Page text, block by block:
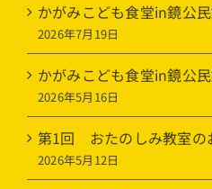
かがみこども食堂in鏡公
2026年7月19日
かがみこども食堂in鏡公
2026年5月16日
第1回 おたのしみ教室の
2026年5月12日